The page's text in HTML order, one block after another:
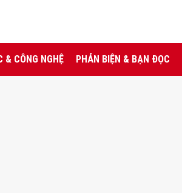
& CÔNG NGHỆ PHẢN BIỆN & BẠN ĐỌC